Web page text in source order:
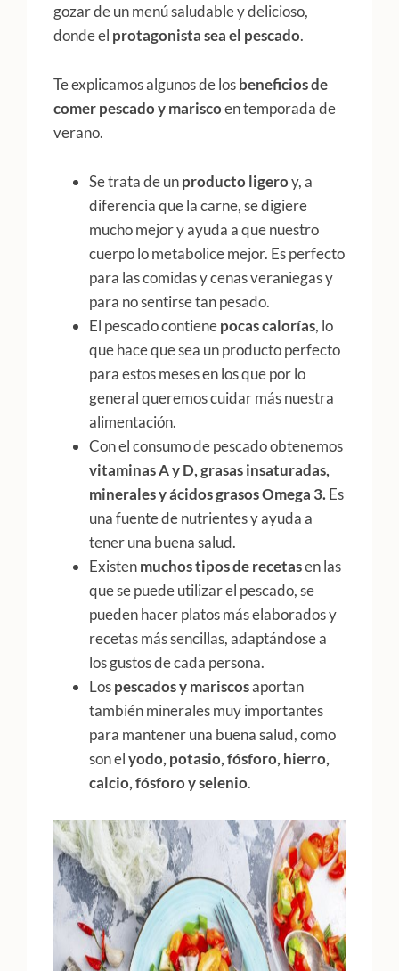
gozar de un menú saludable y delicioso,
donde el protagonista sea el pescado.
Te explicamos algunos de losbeneficios de
comer pescado y mariscoen temporada de
verano.
Se trata de unproducto ligeroy, a
diferencia que la carne, se digiere
mucho mejor y ayuda a que nuestro
cuerpo lo metabolice mejor. Es perfecto
para las comidas y cenas veraniegas y
para no sentirse tan pesado.
El pescado contienepocas calorías, lo
que hace que sea un producto perfecto
para estos meses en los que por lo
general queremos cuidar más nuestra
alimentación.
Con el consumo de pescado obtenemos
vitaminas A y D, grasas insaturadas,
minerales y ácidos grasos Omega 3.Es
una fuente de nutrientes y ayuda a
tener una buena salud.
Existenmuchos tipos de recetasen las
que se puede utilizar el pescado, se
pueden hacer platos más elaborados y
recetas más sencillas, adaptándose a
los gustos de cada persona.
Lospescados y mariscosaportan
también minerales muy importantes
para mantener una buena salud, como
son elyodo, potasio, fósforo, hierro,
calcio, fósforo y selenio.